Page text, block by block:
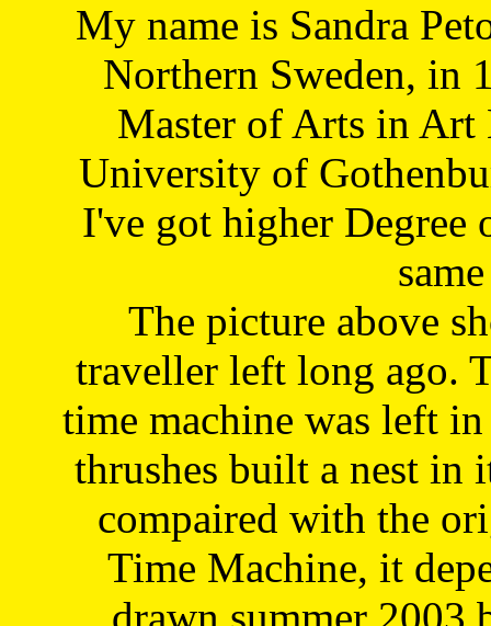
My name is Sandra
Northern Sweden, in
Master of Arts in Art
University of
I've got higher Degree
The picture above
traveller left long ago.
time machine was left
thrushes built a nest in
compaired with the
Time Machine, it